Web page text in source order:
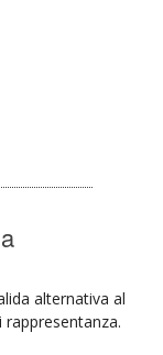
alternativa al
rappresentanza.